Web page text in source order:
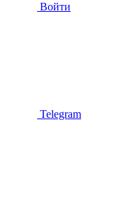
Войти
Telegram